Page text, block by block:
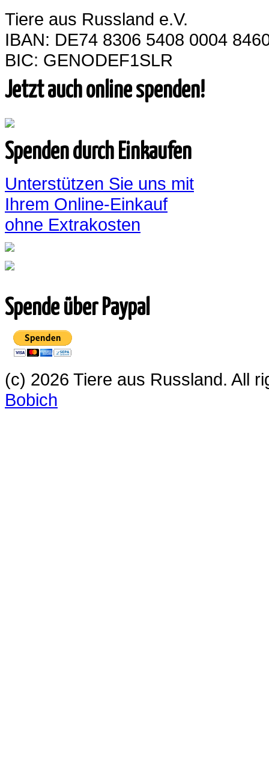
Tiere aus Russland e.V.
IBAN: DE74 8306 5408 0004
BIC: GENODEF1SLR
Jetzt auch online spenden!
Spenden durch Einkaufen
Unterstützen Sie uns mit
Ihrem Online-Einkauf
ohne Extrakosten
Spende über Paypal
(c) 2026 Tiere aus Russland. All
Bobich